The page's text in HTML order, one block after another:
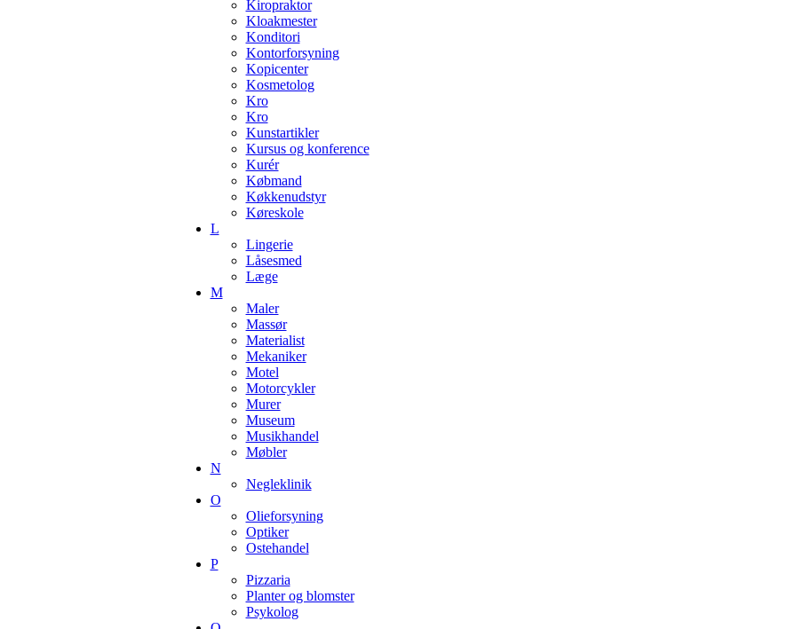
Kiropraktor
Kloakmester
Konditori
Kontorforsyning
Kopicenter
Kosmetolog
Kro
Kro
Kunstartikler
Kursus og konference
Kurér
Købmand
Køkkenudstyr
Køreskole
L
Lingerie
Låsesmed
Læge
M
Maler
Massør
Materialist
Mekaniker
Motel
Motorcykler
Murer
Museum
Musikhandel
Møbler
N
Negleklinik
O
Olieforsyning
Optiker
Ostehandel
P
Pizzaria
Planter og blomster
Psykolog